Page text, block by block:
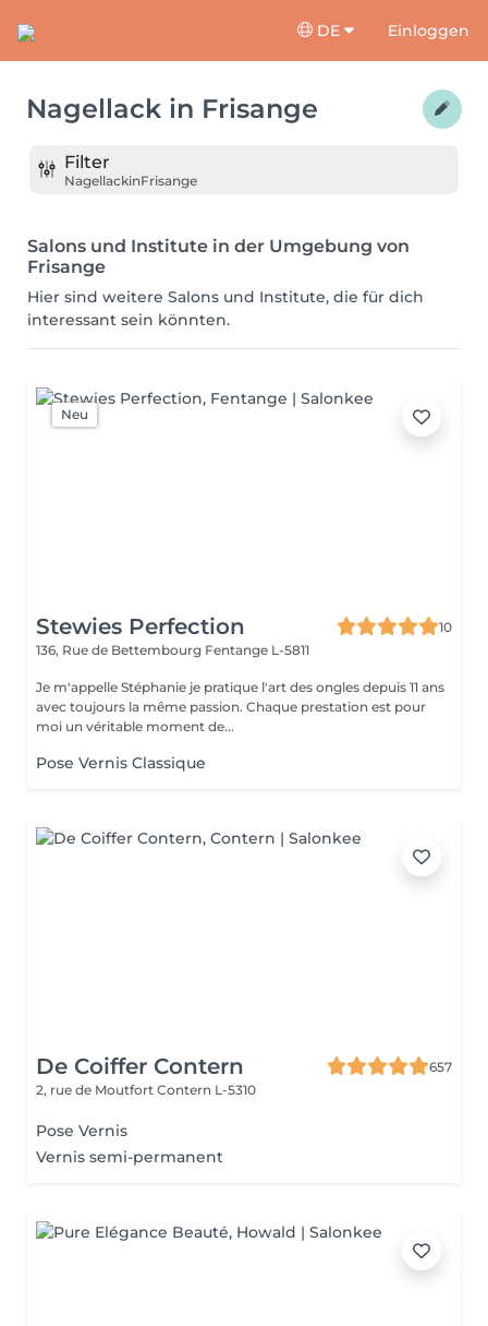
DE Einloggen
Nagellack in Frisange
Filter
NagellackinFrisange
Salons und Institute in der Umgebung von
Frisange
Hier sind weitere Salons und Institute, die für dich
interessant sein könnten.
Neu
Stewies Perfection
10
136, Rue de Bettembourg Fentange L-5811
Je m'appelle Stéphanie je pratique l'art des ongles depuis 11 ans
avec toujours la même passion. Chaque prestation est pour
moi un véritable moment de...
Pose Vernis Classique
De Coiffer Contern
657
2, rue de Moutfort Contern L-5310
Pose Vernis
Vernis semi-permanent